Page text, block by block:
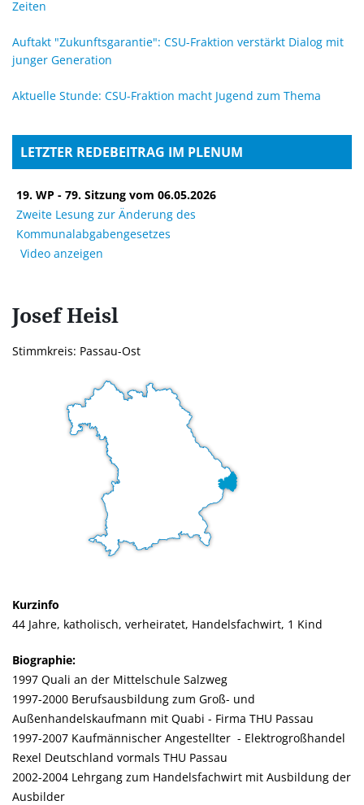
Zeiten
Auftakt "Zukunftsgarantie": CSU-Fraktion verstärkt Dialog mit
junger Generation
Aktuelle Stunde: CSU-Fraktion macht Jugend zum Thema
LETZTER REDEBEITRAG IM PLENUM
19. WP - 79. Sitzung vom 06.05.2026
Zweite Lesung zur Änderung des
Kommunalabgabengesetzes
Video anzeigen
JosefHeisl
Stimmkreis: Passau-Ost
Kurzinfo
44 Jahre, katholisch, verheiratet, Handelsfachwirt, 1 Kind
Biographie:
1997 Quali an der Mittelschule Salzweg
1997-2000 Berufsausbildung zum Groß- und
Außenhandelskaufmann mit Quabi - Firma THU Passau
1997-2007 Kaufmännischer Angestellter - Elektrogroßhandel
Rexel Deutschland vormals THU Passau
2002-2004 Lehrgang zum Handelsfachwirt mit Ausbildung der
Ausbilder